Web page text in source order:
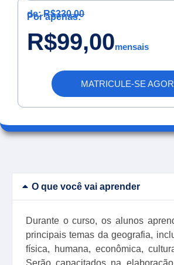
de:R$330,00
Por apenas:
R$99,00mensais
MATRICULE-SE
O que você vai aprender
Durante o curso, os alunos
principais temas da geografia,
física, humana, econômica,
Serão capacitados na